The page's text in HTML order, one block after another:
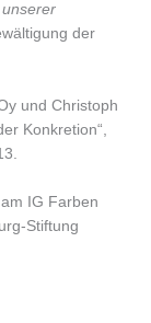
der
und Christoph
Konkretion“,
IG Farben
Stiftung